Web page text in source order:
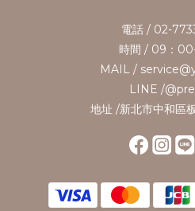
電話 / 02-
時間 / 09：
MAIL /
LINE /
地址 /新北市中和區